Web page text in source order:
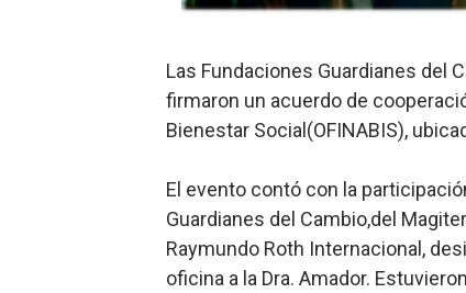
Lee Ballester a los
Operativo
Trabajadores de la
Ministerio de Cultura
Más de 180 dirigentes
Las Fundaciones Guardianes del
firmaron un acuerdo de
Bienestar Social(OFINABIS),
El evento contó con la
Guardianes del Cambio,del
Raymundo Roth Internacional,
oficina a la Dra. Amador.